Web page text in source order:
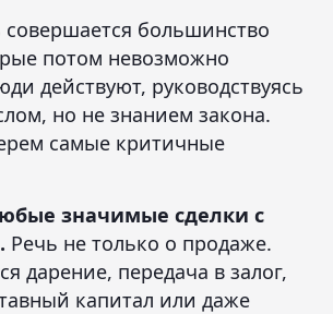
большинство
потом невозможно
действуют, руководствуясь
но не знанием закона.
самые критичные
значимые сделки с
Речь не только о продаже.
дарение, передача в залог,
капитал или даже